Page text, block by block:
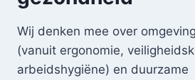
Wij denken mee over
(vanuit ergonomie,
arbeidshygiëne) en duurzame